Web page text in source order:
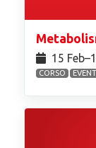
15
CORSO